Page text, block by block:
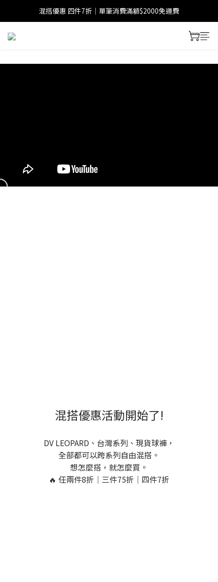
混搭優惠 四件7折｜單筆消費滿額$2000免運費
混搭優惠活動開始了!
DV LEOPARD、台灣系列、現貨球褲，
全部都可以跨系列自由混搭。
想怎麼搭，就怎麼買。
🔥 任兩件8折｜三件75折｜四件7折